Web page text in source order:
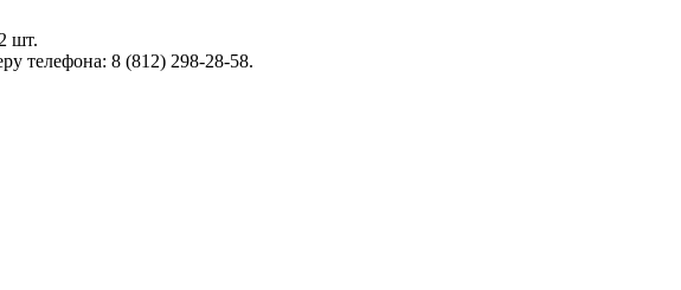
шт.
телефона: 8 (812) 298-28-58.